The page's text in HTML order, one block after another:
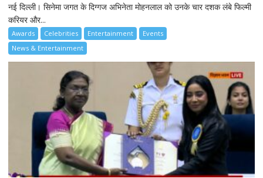
नई दिल्ली। सिनेमा जगत के दिग्गज अभिनेता मोहनलाल को उनके चार दशक लंबे फिल्मी
करियर और...
Awards Celebrities Entertainment
Events
News & Entertainment